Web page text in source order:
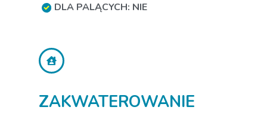
DLA PALĄCYCH: NIE
ZAKWATEROWANIE